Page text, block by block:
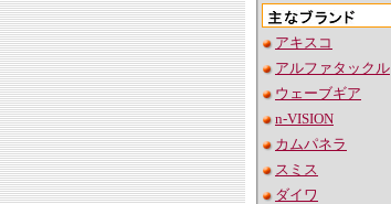
アキスコ
アルファタックル
ウェーブギア
n-VISION
カムパネラ
スミス
ダイワ